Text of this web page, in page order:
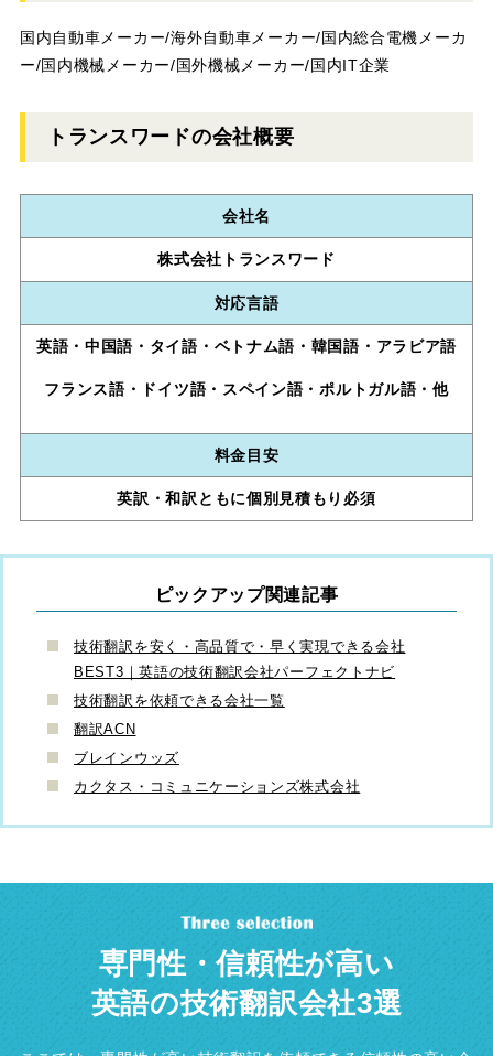
国内自動車メーカー/海外自動車メーカー/国内総合電機メーカ
ー/国内機械メーカー/国外機械メーカー/国内IT企業
トランスワードの会社概要
会社名
株式会社トランスワード
対応言語
英語・中国語・タイ語・ベトナム語・韓国語・アラビア語
フランス語・ドイツ語・スペイン語・ポルトガル語・他
料金目安
英訳・和訳ともに個別見積もり必須
ピックアップ関連記事
技術翻訳を安く・高品質で・早く実現できる会社
BEST3｜英語の技術翻訳会社パーフェクトナビ
技術翻訳を依頼できる会社一覧
翻訳ACN
ブレインウッズ
カクタス・コミュニケーションズ株式会社
専門性・信頼性が高い
英語の技術翻訳会社3選